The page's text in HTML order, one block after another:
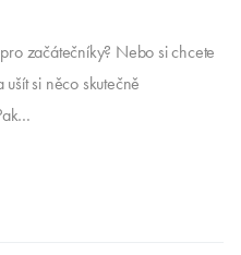
začátečníky? Nebo si chcete
si něco skutečně